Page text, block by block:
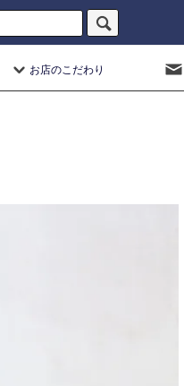
お店のこだわり